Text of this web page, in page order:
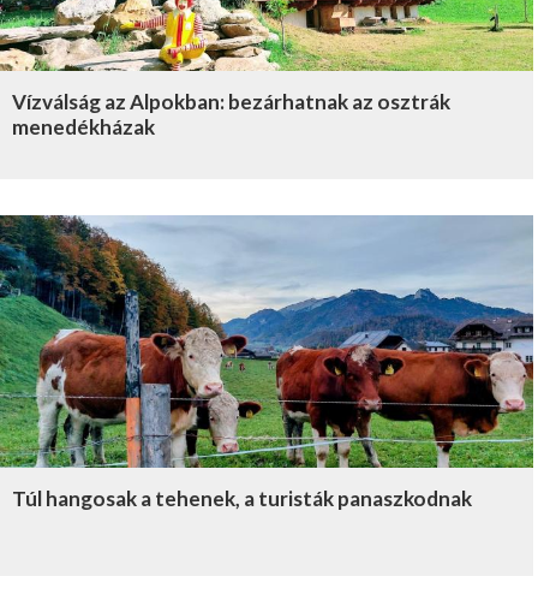
Vízválság az Alpokban: bezárhatnak az osztrák
menedékházak
Túl hangosak a tehenek, a turisták panaszkodnak